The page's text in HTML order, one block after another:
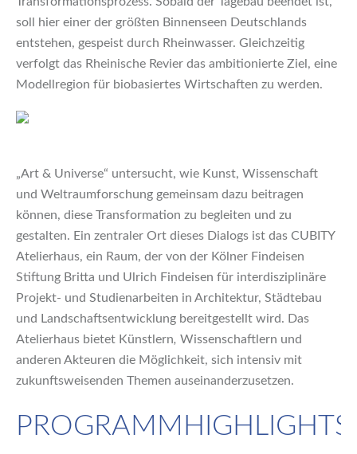
soll hier einer der größten Binnenseen Deutschlands
entstehen, gespeist durch Rheinwasser. Gleichzeitig
verfolgt das Rheinische Revier das ambitionierte Ziel, eine
Modellregion für biobasiertes Wirtschaften zu werden.
„Art & Universe“ untersucht, wie Kunst, Wissenschaft
und Weltraumforschung gemeinsam dazu beitragen
können, diese Transformation zu begleiten und zu
gestalten. Ein zentraler Ort dieses Dialogs ist das CUBITY
Atelierhaus, ein Raum, der von der Kölner Findeisen
Stiftung Britta und Ulrich Findeisen für interdisziplinäre
Projekt- und Studienarbeiten in Architektur, Städtebau
und Landschaftsentwicklung bereitgestellt wird. Das
Atelierhaus bietet Künstlern, Wissenschaftlern und
anderen Akteuren die Möglichkeit, sich intensiv mit
zukunftsweisenden Themen auseinanderzusetzen.
PROGRAMMHIGHLIGHTS